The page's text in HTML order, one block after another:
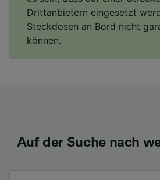
Drittanbietern eingesetzt
Steckdosen an Bord nicht
können.
Auf der Suche nach